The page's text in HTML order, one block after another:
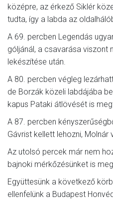
középre, az érkező Siklér
tudta, így a labda az
A 69. percben Legendás
góljánál, a csavarása
lekészítése után.
A 80. percben végleg
de Borzák közeli labdájába
kapus Pataki átlövését is
A 87. percben
Gávrist kellett lehozni, Molnár
Az utolsó percek már nem
bajnoki mérkőzésünket is
Együttesünk a következő
ellenfelünk a Budapest